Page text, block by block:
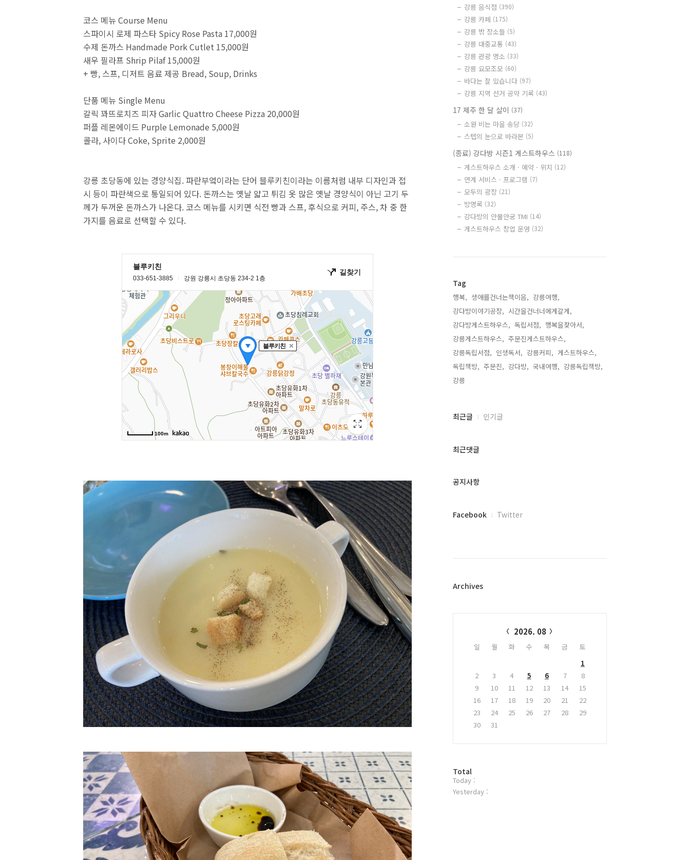
코스 메뉴 Course Menu
스파이시 로제 파스타 Spicy Rose Pasta 17,000원
수제 돈까스 Handmade Pork Cutlet 15,000원
새우 필라프 Shrip Pilaf 15,000원
+ 빵, 스프, 디저트 음료 제공 Bread, Soup, Drinks
단품 메뉴 Single Menu
갈릭 꽈뜨로치즈 피자 Garlic Quattro Cheese Pizza 20,000원
퍼플 레몬에이드 Purple Lemonade 5,000원
콜라, 사이다 Coke, Sprite 2,000원
강릉 초당동에 있는 경양식집. 파란부엌이라는 단어 블루키친이라는 이름처럼 내부 디자인과 접
시 등이 파란색으로 통일되어 있다. 돈까스는 옛날 얇고 튀김 옷 많은 옛날 경양식이 아닌 고기 두
께가 두꺼운 돈까스가 나온다. 코스 메뉴를 시키면 식전 빵과 스프, 후식으로 커피, 주스, 차 중 한
가지를 음료로 선택할 수 있다.
강릉 음식점 (390)
강릉 카페 (175)
강릉 밖 장소들 (5)
강릉 대중교통 (43)
강릉 관광 명소 (33)
강릉 요모조모 (60)
바다는 잘 있습니다 (97)
강릉 지역 선거 공약 기록 (43)
17 제주 한 달 살이 (37)
소원 비는 마을 송당 (32)
스텝의 눈으로 바라본 (5)
(종료) 강다방 시즌1 게스트하우스 (118)
게스트하우스 소개 · 예약 · 위치 (12)
연계 서비스 · 프로그램 (7)
모두의 광장 (21)
방명록 (32)
강다방의 안물안궁 TMI (14)
게스트하우스 창업 운영 (32)
Tag
행복, 생애를건너는책이음, 강릉여행,
강다방이야기공장, 시간을건너너에게갈게,
강다방게스트하우스, 독립서점, 행복을찾아서,
강릉게스트하우스, 주문진게스트하우스,
강릉독립서점, 인생독서, 강릉커피, 게스트하우스,
독립책방, 주문진, 강다방, 국내여행, 강릉독립책방,
강릉,
최
과
글
최근글 인기글
최근댓글
공지사항
페
플
Facebook Twitter
Archives
2026. 08
일 월 화 수 목 금
토
1
2
3 4 5 6 7
8
9
10 11 12 13 14
15
16
17 18 19 20 21
22
23
24 25 26 27 28
29
30
31
방
문
자
Total
Today :
Yesterday :